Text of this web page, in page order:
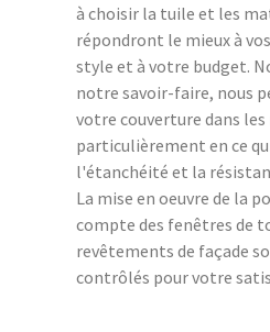
à choisir la tuile et les
répondront le mieux à
style et à votre budget.
notre savoir-faire, nous
votre couverture dans
particulièrement en ce
l'étanchéité et la
La mise en oeuvre de la
compte des fenêtres de
revêtements de façade
contrôlés pour votre